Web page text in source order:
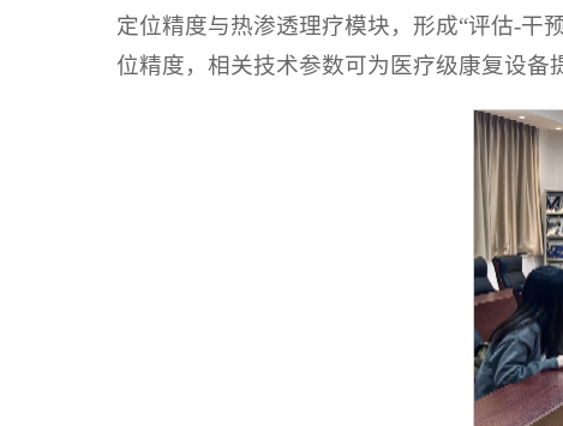
定位精度与热渗透理疗模块，形成“评估-干
位精度，相关技术参数可为医疗级康复设备